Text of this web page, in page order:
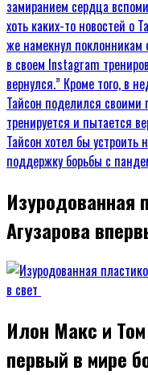
Изуродованная
Агузарова
Илон Макс и
первый в мире